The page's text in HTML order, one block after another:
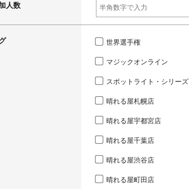
人数
世界選手権
マジックオンライン
スポットライト・シリーズ
晴れる屋札幌店
晴れる屋宇都宮店
晴れる屋千葉店
晴れる屋渋谷店
晴れる屋町田店